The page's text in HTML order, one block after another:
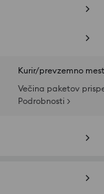
Kurir/prevzemno
Večina paketov
Podrobnosti >